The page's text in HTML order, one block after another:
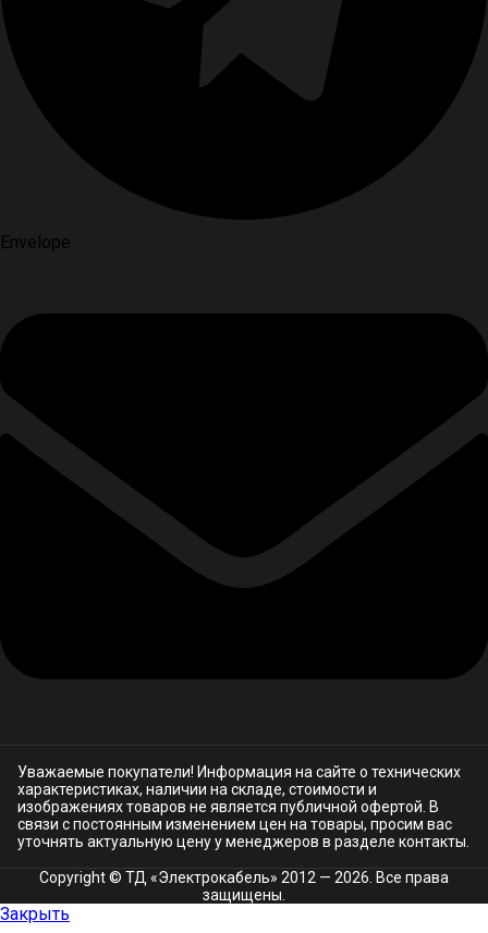
Envelope
Уважаемые покупатели! Информация на сайте о технических
характеристиках, наличии на складе, стоимости и
изображениях товаров не является публичной офертой. В
связи с постоянным изменением цен на товары, просим вас
уточнять актуальную цену у менеджеров в разделе контакты.
Copyright © ТД «Электрокабель»​ 2012 — 2026. Все права
защищены.
Закрыть